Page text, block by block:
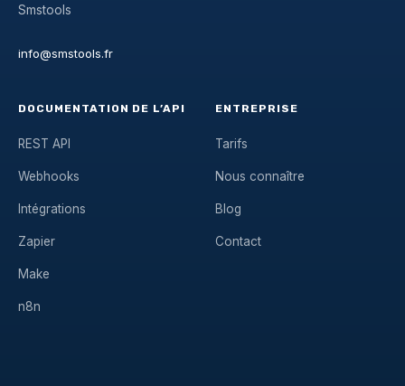
Smstools
info@smstools.fr
DOCUMENTATION DE L’API
REST API
Webhooks
Intégrations
Zapier
Make
n8n
ENTREPRISE
Tarifs
Nous connaître
Blog
Contact